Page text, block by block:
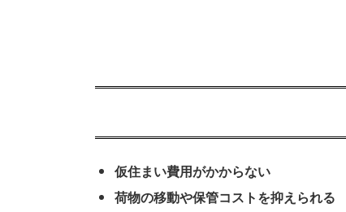
仮住まい費用がかからない
荷物の移動や保管コストを抑えられる